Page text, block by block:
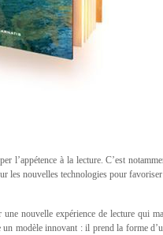
l’appétence à la lecture. C’est
les nouvelles technologies pour
nouvelle expérience de lecture qui
modèle innovant : il prend la forme